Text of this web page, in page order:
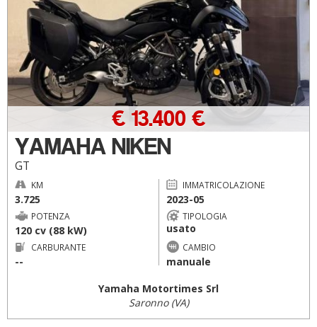
YAMAHA NIKEN
GT
€ 13.400 €
KM
3.725
IMMATRICOLAZIONE
2023-05
POTENZA
120 cv (88 kW)
TIPOLOGIA
usato
CARBURANTE
--
CAMBIO
manuale
Yamaha Motortimes Srl
Saronno (VA)